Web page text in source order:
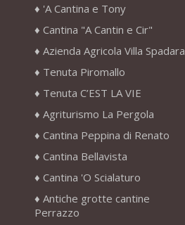
'A Cantina e Tony
Cantina "A Cantin e Cir"
Azienda Agricola Villa Spadara
Tenuta Piromallo
Tenuta C’EST LA VIE
Agriturismo La Pergola
Cantina Peppina di Renato
Cantina Bellavista
Cantina 'O Scialaturo
Antiche grotte cantine
Perrazzo